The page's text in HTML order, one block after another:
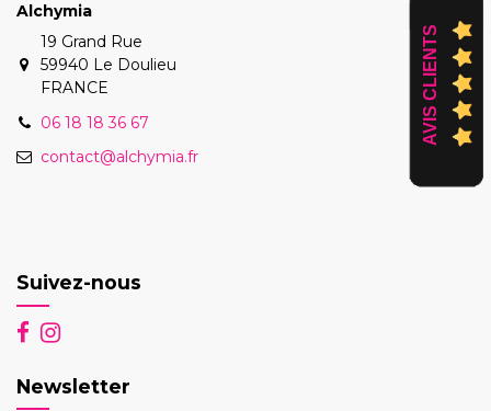
Alchymia
19 Grand Rue
59940 Le Doulieu
FRANCE
06 18 18 36 67
contact@alchymia.fr
AVIS CLIENTS
Suivez-nous
Newsletter